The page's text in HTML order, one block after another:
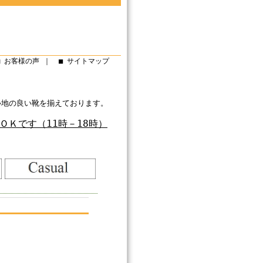
お客様の声 ■ サイトマップ
揃えております。 どうぞごゆっくりお楽しみください。
Ｋです（11時－18時）